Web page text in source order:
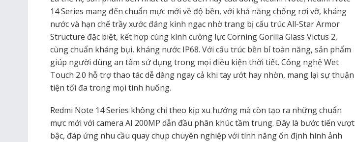
14 Series mang đến chuẩn mực mới về độ bền, với khả năng chống rơi vỡ, kháng
nước và hạn chế trầy xước đáng kinh ngạc nhờ trang bị cấu trúc All-Star Armor
Structure đặc biệt, kết hợp cùng kính cường lực Corning Gorilla Glass Victus 2,
cùng chuẩn kháng bụi, kháng nước IP68. Với cấu trúc bền bỉ toàn năng, sản phẩm
giúp người dùng an tâm sử dụng trong mọi điều kiện thời tiết. Công nghệ Wet
Touch 2.0 hỗ trợ thao tác dễ dàng ngay cả khi tay ướt hay nhờn, mang lại sự thuận
tiện tối đa trong mọi tình huống.
Redmi Note 14 Series không chỉ theo kịp xu hướng mà còn tạo ra những chuẩn
mực mới với camera AI 200MP dẫn đầu phân khúc tầm trung. Đây là bước tiến vượt
bậc, đáp ứng nhu cầu quay chụp chuyên nghiệp với tính năng ổn định hình ảnh